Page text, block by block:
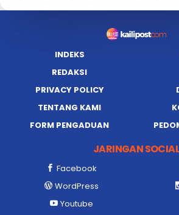
INDEKS
REDAKSI
PRIVACY POLICY
TENTANG KAMI
FORM PENGADUAN
JARINGAN SOCIAL
Facebook
WordPress
Youtube